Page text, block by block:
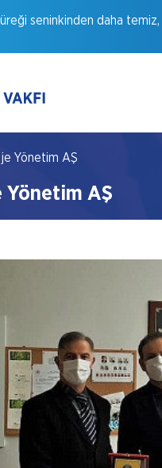
seninkinden daha temiz,
Yönetim AŞ
Yönetim AŞ